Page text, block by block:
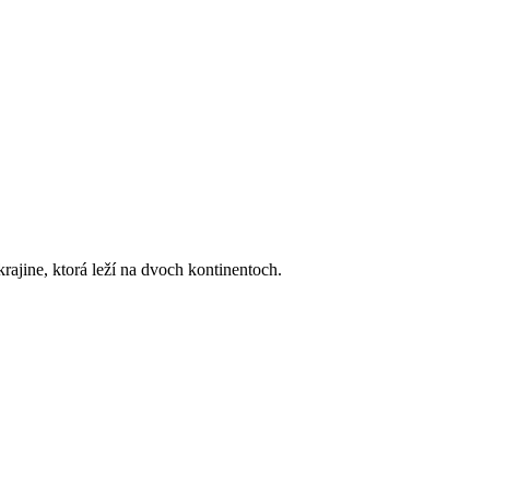
ktorá leží na dvoch kontinentoch.